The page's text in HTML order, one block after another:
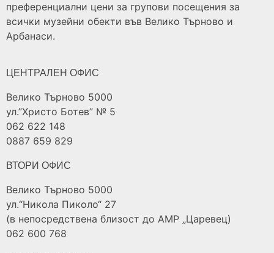
преференциални цени за групови посещения за
всички музейни обекти във Велико Търново и
Арбанаси.
ЦЕНТРАЛЕН ОФИС
Велико Търново 5000
ул.”Христо Ботев” № 5
062 622 148
0887 659 829
ВТОРИ ОФИС
Велико Търново 5000
ул.“Никола Пиколо“ 27
(в непосредствена близост до АМР „Царевец)
062 600 768